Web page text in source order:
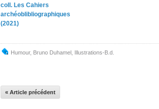
coll. Les Cahiers
archéoblibliographiques
(2021)
Humour, Bruno Duhamel Illustrations-B.d.
« Article précédent